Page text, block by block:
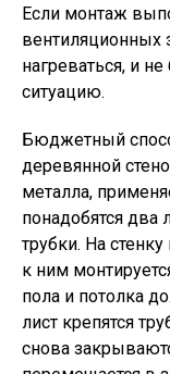
Если монтаж
вентиляционных
нагреваться, и
ситуацию.
Бюджетный
деревянной
металла,
понадобятся два
трубки. На
к ним
пола и потолка
лист крепятся
снова